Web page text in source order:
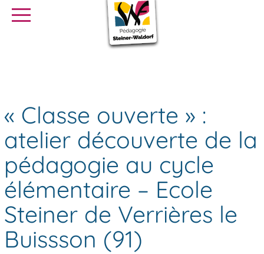
SE FORMER
« Classe ouverte » :
atelier découverte de la
pédagogie au cycle
élémentaire – Ecole
Steiner de Verrières le
Buissson (91)